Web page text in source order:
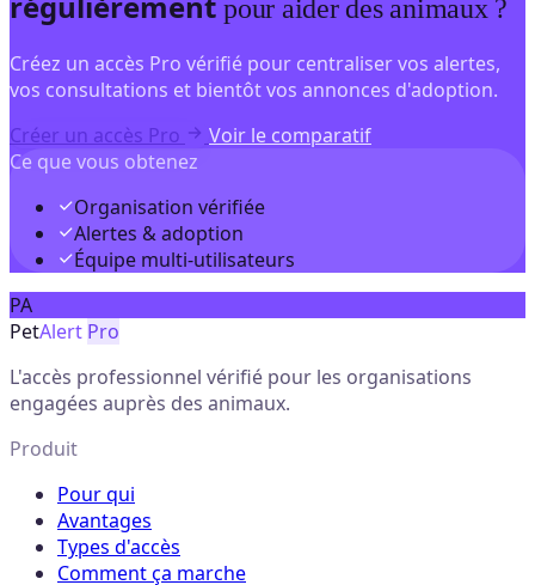
pour aider des animaux ?
Créez un accès Pro vérifié pour centraliser vos alertes,
vos consultations et bientôt vos annonces d'adoption.
Créer un accès Pro
Voir le comparatif
Ce que vous obtenez
Organisation vérifiée
Alertes & adoption
Équipe multi-utilisateurs
PA
PetAlert Pro
L'accès professionnel vérifié pour les organisations
engagées auprès des animaux.
Produit
Pour qui
Avantages
Types d'accès
Comment ça marche